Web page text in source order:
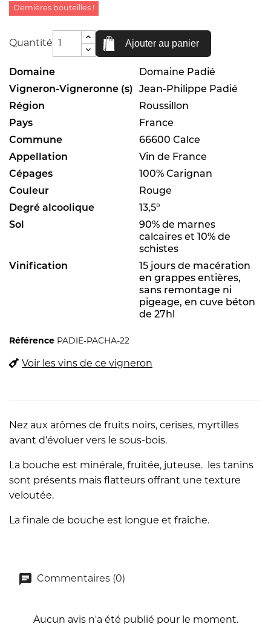
Dernières bouteilles !
Quantité Ajouter au panier
Domaine
Domaine Padié
Vigneron-Vigneronne (s)
Jean-Philippe Padié
Région
Roussillon
Pays
France
Commune
66600 Calce
Appellation
Vin de France
Cépages
100% Carignan
Couleur
Rouge
Degré alcoolique
13,5°
Sol
90% de marnes
calcaires et 10% de
schistes
Vinification
15 jours de macération
en grappes entières,
sans remontage ni
pigeage, en cuve béton
de 27hl
Référence PADIE-PACHA-22
Voir les vins de ce vigneron
Nez aux arômes de fruits noirs, cerises, myrtilles
avant d'évoluer vers le sous-bois.
La bouche est minérale, fruitée, juteuse. les tanins
sont présents mais flatteurs offrant une texture
veloutée.
La finale de bouche est longue et fraîche.
Commentaires (0)
Aucun avis n'a été publié pour le moment.